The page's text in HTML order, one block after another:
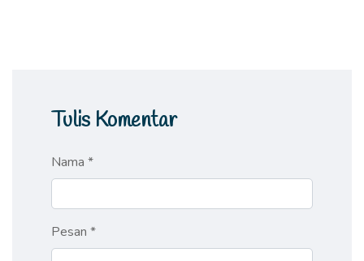
Tulis Komentar
Nama *
Pesan *